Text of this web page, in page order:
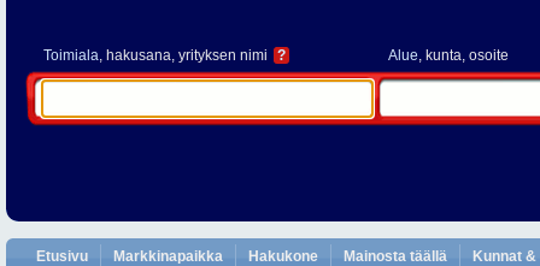
Toimiala, hakusana, yrityksen nimi ? Alue, kunta, osoite
Etusivu Markkinapaikka Hakukone Mainosta täällä Kunnat